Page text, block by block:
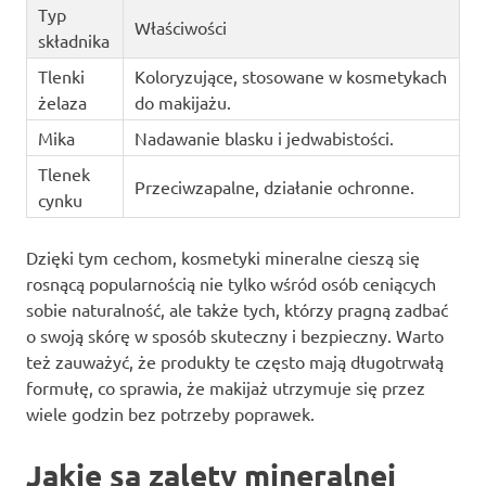
Typ
składnika
Właściwości
Tlenki
żelaza
Koloryzujące, stosowane w kosmetykach
do makijażu.
Mika
Nadawanie blasku i jedwabistości.
Tlenek
cynku
Przeciwzapalne, działanie ochronne.
Dzięki tym cechom, kosmetyki mineralne cieszą się
rosnącą popularnością nie tylko wśród osób ceniących
sobie naturalność, ale także tych, którzy pragną zadbać
o swoją skórę w sposób skuteczny i bezpieczny. Warto
też zauważyć, że produkty te często mają długotrwałą
formułę, co sprawia, że makijaż utrzymuje się przez
wiele godzin bez potrzeby poprawek.
Jakie są zalety mineralnej